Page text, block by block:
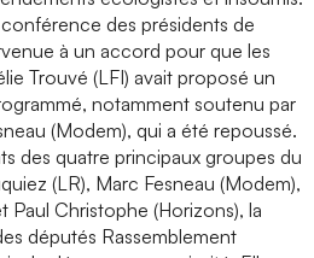
des présidents de
à un accord pour que les
Trouvé (LFI) avait proposé un
notamment soutenu par
(Modem), qui a été repoussé.
des quatre principaux groupes du
(LR), Marc Fesneau (Modem),
Paul Christophe (Horizons), la
députés Rassemblement